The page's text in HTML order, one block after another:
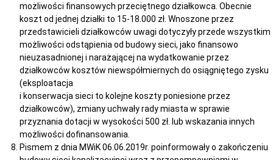
możliwości finansowych przeciętnego działkowca. Obecnie
koszt od jednej działki to 15-18.000 zł. Wnoszone przez
przedstawicieli działkowców uwagi dotyczyły przede wszystkim
możliwości odstąpienia od budowy sieci, jako finansowo
nieuzasadnionej i narażającej na wydatkowanie przez
działkowców kosztów niewspółmiernych do osiągniętego zysku
(eksploatacja
i konserwacja sieci to kolejne koszty poniesione przez
działkowców), zmiany uchwały rady miasta w sprawie
przyznania dotacji w wysokości 500 zł. lub wskazania innych
możliwości dofinansowania.
Pismem z dnia MWiK 06.06.2019r. poinformowały o zakończeniu